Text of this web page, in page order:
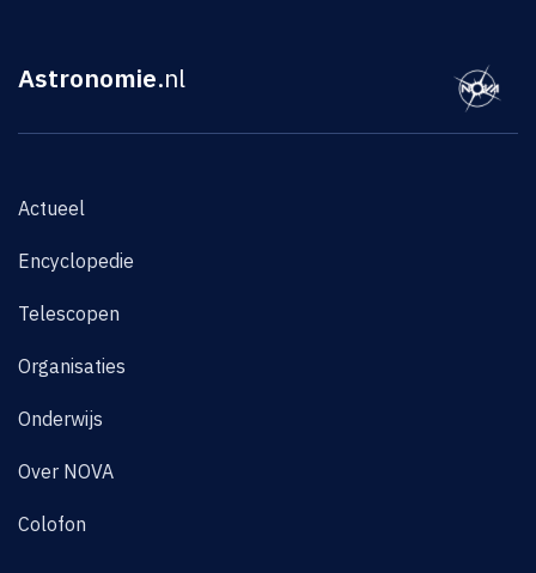
Astronomie.nl
Actueel
Encyclopedie
Telescopen
Organisaties
Onderwijs
Over NOVA
Colofon